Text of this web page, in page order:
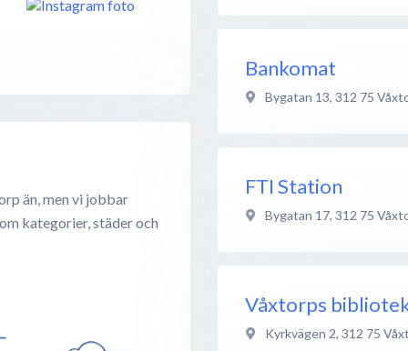
än, men vi jobbar
kategorier, städer och
Bankomat
Bygatan 13, 312 75
FTI Station
Bygatan 17, 312 75
Våxtorps
Kyrkvägen 2, 312 75